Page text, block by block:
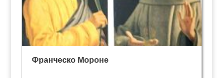
Франческо Мороне